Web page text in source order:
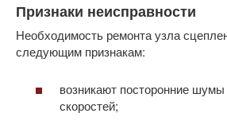
Признаки неисправности
Необходимость ремонта узла
следующим признакам:
возникают посторонние
скоростей;